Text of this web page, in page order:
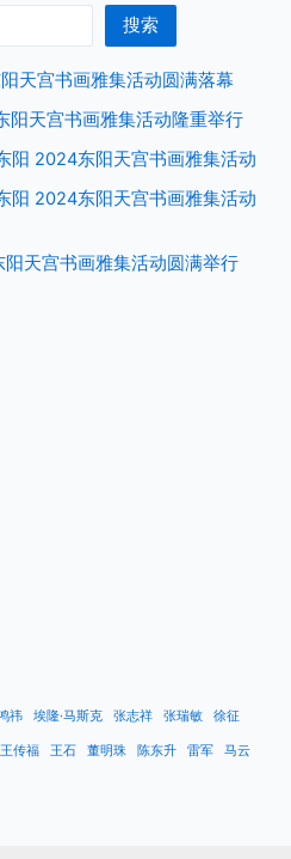
搜索
天宫书画雅集活动圆满落幕
阳天宫书画雅集活动隆重举行
阳 2024东阳天宫书画雅集活动
阳 2024东阳天宫书画雅集活动
天宫书画雅集活动圆满举行
祎 埃隆·马斯克 张志祥 张瑞敏 徐征
王传福 王石 董明珠 陈东升 雷军 马云